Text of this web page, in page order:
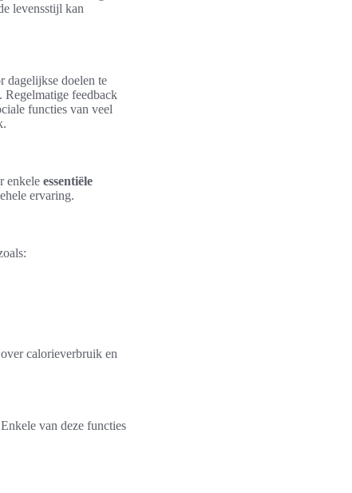
levensstijl kan
dagelijkse doelen te
Regelmatige feedback
functies van veel
enkele essentiële
ervaring.
calorieverbruik en
van deze functies